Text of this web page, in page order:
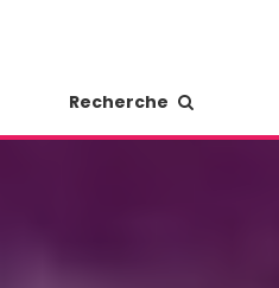
Recherche